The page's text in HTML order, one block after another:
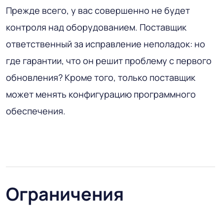
Прежде всего, у вас совершенно не будет
контроля над оборудованием. Поставщик
ответственный за исправление неполадок: но
где гарантии, что он решит проблему с первого
обновления? Кроме того, только поставщик
может менять конфигурацию программного
обеспечения.
Ограничения